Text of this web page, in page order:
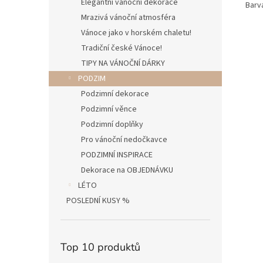
Elegantní vánoční dekorace
Mrazivá vánoční atmosféra
Vánoce jako v horském chaletu!
Tradiční české Vánoce!
TIPY NA VÁNOČNÍ DÁRKY
PODZIM
Podzimní dekorace
Podzimní věnce
Podzimní doplňky
Pro vánoční nedočkavce
PODZIMNÍ INSPIRACE
Dekorace na OBJEDNÁVKU
LÉTO
POSLEDNÍ KUSY %
Top 10 produktů